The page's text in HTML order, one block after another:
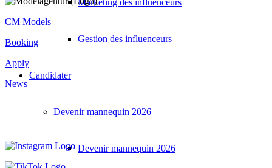
Gestion des influenceurs
Candidater
Devenir mannequin 2026
Devenir mannequin 2026
CM Models
Booking
Apply
News